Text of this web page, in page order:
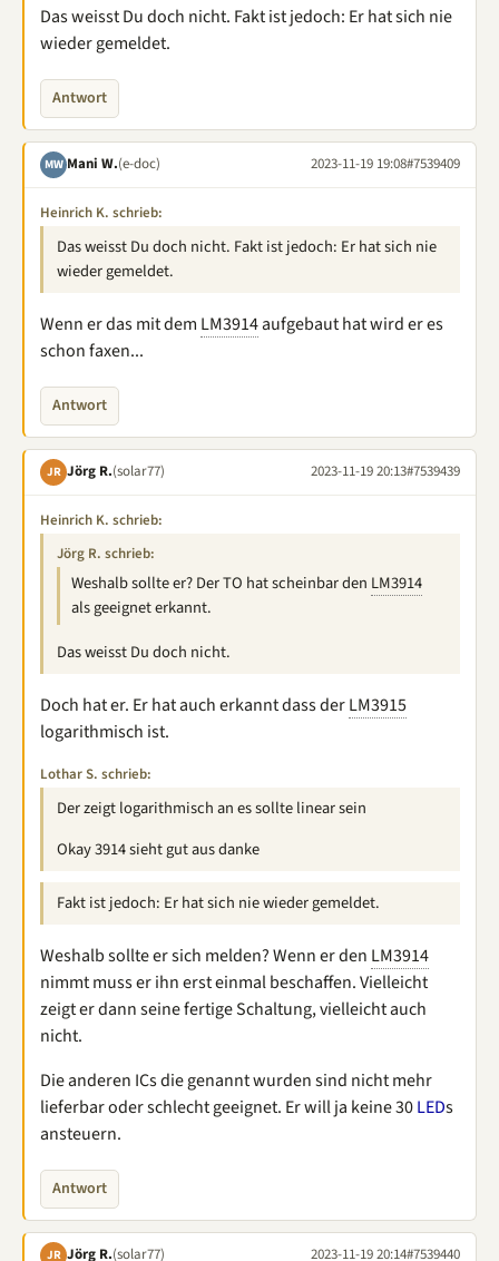
Das weisst Du doch nicht. Fakt ist jedoch: Er hat sich nie
wieder gemeldet.
Antwort
MW Mani W.(e-doc) 2023-11-19 19:08#7539409
Heinrich K. schrieb:
Das weisst Du doch nicht. Fakt ist jedoch: Er hat sich nie
wieder gemeldet.
Wenn er das mit dem LM3914aufgebaut hat wird er es
schon faxen...
Antwort
JR Jörg R.(solar77) 2023-11-19 20:13#7539439
Heinrich K. schrieb:
Jörg R. schrieb:
Weshalb sollte er? Der TO hat scheinbar den LM3914
als geeignet erkannt.
Das weisst Du doch nicht.
Doch hat er. Er hat auch erkannt dass derLM3915
logarithmisch ist.
Lothar S. schrieb:
Der zeigt logarithmisch an es sollte linear sein
Okay 3914 sieht gut aus danke
Fakt ist jedoch: Er hat sich nie wieder gemeldet.
Weshalb sollte er sich melden? Wenn er den LM3914
nimmt muss er ihn erst einmal beschaffen. Vielleicht
zeigt er dann seine fertige Schaltung, vielleicht auch
nicht.
Die anderen ICs die genannt wurden sind nicht mehr
lieferbar oder schlecht geeignet. Er will ja keine 30LEDs
ansteuern.
Antwort
JR Jörg R.(solar77) 2023-11-19 20:14#7539440